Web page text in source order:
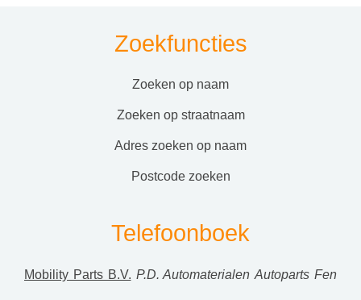
Zoekfuncties
zoeken op naam
zoeken op straatnaam
adres zoeken op naam
postcode zoeken
Telefoonboek
Mobility Parts B.V. P.D. Automaterialen Autoparts Fen